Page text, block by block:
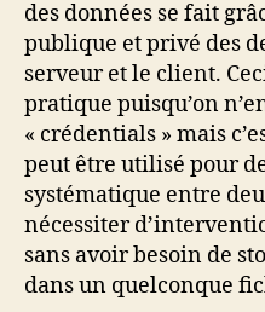
des données se fait
publique et privé des
serveur et le client.
pratique puisqu’on
« crédentials » mais
peut être utilisé pour
systématique entre
nécessiter
sans avoir besoin de
dans un quelconque